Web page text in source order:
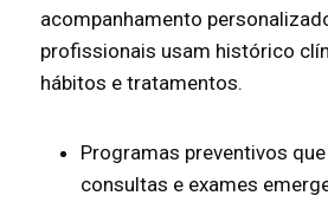
acompanhamento
profissionais usam histórico
hábitos e tratamentos.
Programas preventivos
consultas e exames